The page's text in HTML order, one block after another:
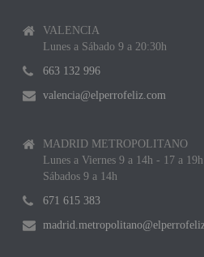
VALENCIA
Lunes a Sábado 9 a 20:30h
663 132 996
valencia@elperrofeliz.com
MADRID METROPOLITANO
Lunes a Viernes 9 a 14h - 17 a 19h
Sábados 9 a 14h
671 615 383